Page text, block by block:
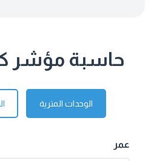
حاسبة مؤشر
الوحدات المترية
عمر